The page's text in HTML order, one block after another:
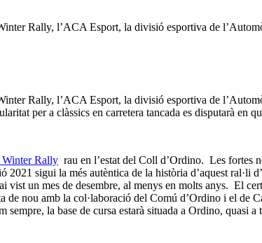
Rally, l’ACA Esport, la divisió esportiva de
Rally, l’ACA Esport, la divisió esportiva de
per a clàssics en carretera tancada es disputarà en
Rally rau en l’estat del Coll d’Ordino. Les fortes
2021 sigui la més autèntica de la història d’aquest
vist un mes de desembre, al menys en molts anys. El
de nou amb la col·laboració del Comú d’Ordino i el
la base de cursa estarà situada a Ordino, quasi